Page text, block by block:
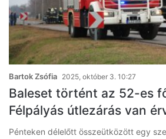
Bartok Zsófia 2025, október 3. 10:27
Baleset történt az 52-es
Félpályás útlezárás van
Pénteken délelőtt összeütközött egy